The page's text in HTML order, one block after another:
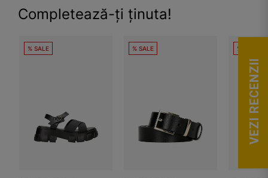
Completează-ți ținuta!
% SALE % SALE % SALE
VEZI RECENZII